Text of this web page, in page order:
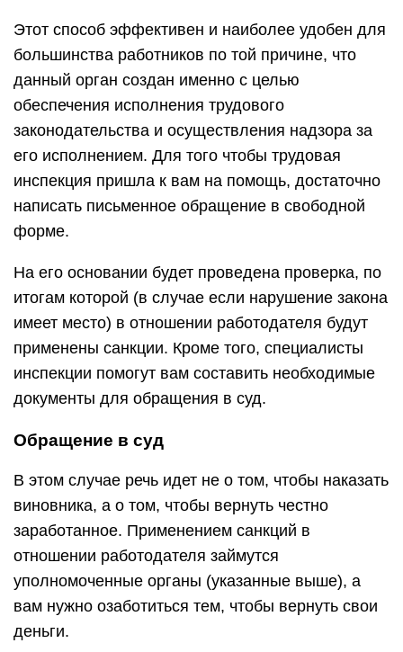
Этот способ эффективен и наиболее удобен для
большинства работников по той причине, что
данный орган создан именно с целью
обеспечения исполнения трудового
законодательства и осуществления надзора за
его исполнением. Для того чтобы трудовая
инспекция пришла к вам на помощь, достаточно
написать письменное обращение в свободной
форме.
На его основании будет проведена проверка, по
итогам которой (в случае если нарушение закона
имеет место) в отношении работодателя будут
применены санкции. Кроме того, специалисты
инспекции помогут вам составить необходимые
документы для обращения в суд.
Обращение в суд
В этом случае речь идет не о том, чтобы наказать
виновника, а о том, чтобы вернуть честно
заработанное. Применением санкций в
отношении работодателя займутся
уполномоченные органы (указанные выше), а
вам нужно озаботиться тем, чтобы вернуть свои
деньги.